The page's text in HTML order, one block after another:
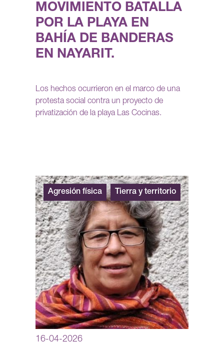
MOVIMIENTO BATALLA
POR LA PLAYA EN
BAHÍA DE BANDERAS
EN NAYARIT.
Los hechos ocurrieron en el marco de una
protesta social contra un proyecto de
privatización de la playa Las Cocinas.
Agresión física Tierra y territorio
16-04-2026